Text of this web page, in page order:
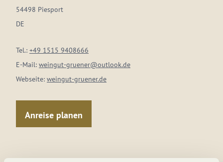
54498 Piesport
DE
Tel.: +49 1515 9408666
E-Mail: weingut-gruener@outlook.de
Webseite: weingut-gruener.de
Anreise planen